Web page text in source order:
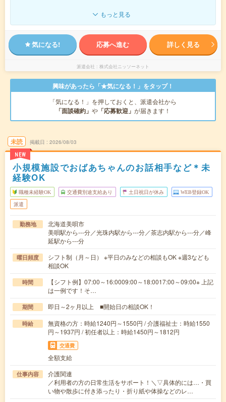
もっと見る
気になる! 応募へ進む 詳しく見る
派遣会社 株式会社ニッソーネット
興味があったら「★気になる！」をタップ！
「気になる！」を押しておくと、派遣会社から
「面談確約」 や 「応募歓迎」 が届きます！
未読
NEW
掲載日 2026/08/03
小規模施設でおばあちゃんのお話相手など＊未
経験OK
職種未経験OK 交通費別途支給あり 土日祝日が休み WEB登録OK
派遣
勤務地
北海道美唄市
美唄駅から---分／光珠内駅から---分／茶志内駅から---分／峰
延駅から---分
曜日頻度
シフト制（月～日） ※平日のみなどの相談もOK ※週3なども
相談OK
時間
【シフト例】07:00～16:0009:00～18:0017:00～09:00※ 上記
は一例です！そ…
期間 即日～2ヶ月以上 ■開始日の相談OK！
時給
無資格の方：時給1240円～1550円 / 介護福祉士：時給1550
円～1937円 / 初任者以上：時給1450円～1812円
交通費
全額支給
仕事内容
介護関連
／利用者の方の日常生活をサポート！＼▽具体的には…・買
い物や散歩に付き添ったり・折り紙や体操などのレ…